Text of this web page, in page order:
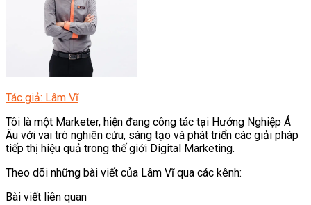
Tác giả: Lâm Vĩ
Tôi là một Marketer, hiện đang công tác tại Hướng Nghiệp Á
Âu với vai trò nghiên cứu, sáng tạo và phát triển các giải pháp
tiếp thị hiệu quả trong thế giới Digital Marketing.
Theo dõi những bài viết của Lâm Vĩ qua các kênh:
Bài viết liên quan